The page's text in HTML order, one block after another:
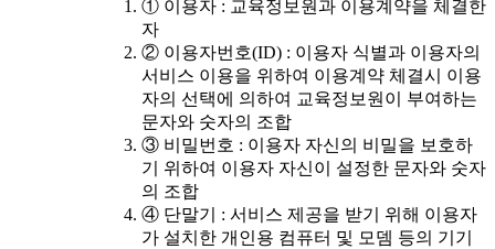
① 이용자 : 교육정보원과 이용계약을 체결한
자
② 이용자번호(ID) : 이용자 식별과 이용자의
서비스 이용을 위하여 이용계약 체결시 이용
자의 선택에 의하여 교육정보원이 부여하는
문자와 숫자의 조합
③ 비밀번호 : 이용자 자신의 비밀을 보호하
기 위하여 이용자 자신이 설정한 문자와 숫자
의 조합
④ 단말기 : 서비스 제공을 받기 위해 이용자
가 설치한 개인용 컴퓨터 및 모뎀 등의 기기